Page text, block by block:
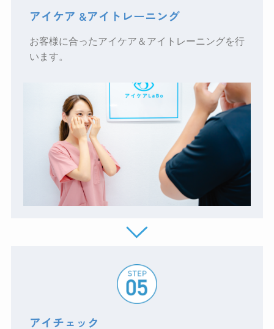
アイケア &アイトレーニング
お客様に合ったアイケア＆アイトレーニングを行
います。
アイチェック